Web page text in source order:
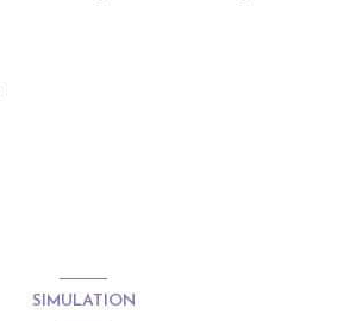
SIMULATION